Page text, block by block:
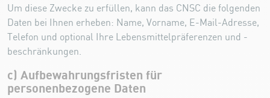
Um diese Zwecke zu erfüllen, kann das CNSC die folgenden
Daten bei Ihnen erheben: Name, Vorname, E-Mail-Adresse,
Telefon und optional Ihre Lebensmittelpräferenzen und -
beschränkungen.
c) Aufbewahrungsfristen für
personenbezogene Daten